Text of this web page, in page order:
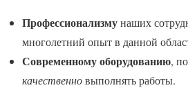
Профессионализмунаших
многолетний опыт в данной
Современному оборудованию,
качественновыполнять работы.